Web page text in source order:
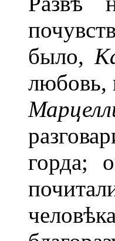
было,
любовь,
горда;